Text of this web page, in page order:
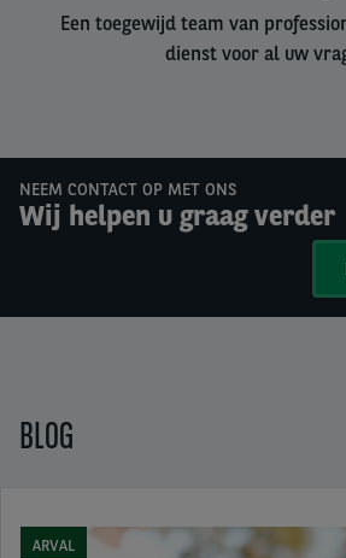
Een toegewijd team van
dienst voor al uw
NEEM CONTACT OP MET ONS
Wij helpen u graag verder
BLOG
ARVAL